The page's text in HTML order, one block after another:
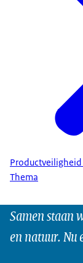
Thema
Samen staan
en natuur. Nu